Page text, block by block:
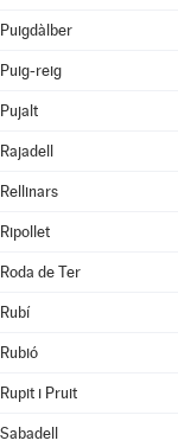
Puigdàlber
Puig-reig
Pujalt
Rajadell
Rellinars
Ripollet
Roda de Ter
Rubí
Rubió
Rupit i Pruit
Sabadell